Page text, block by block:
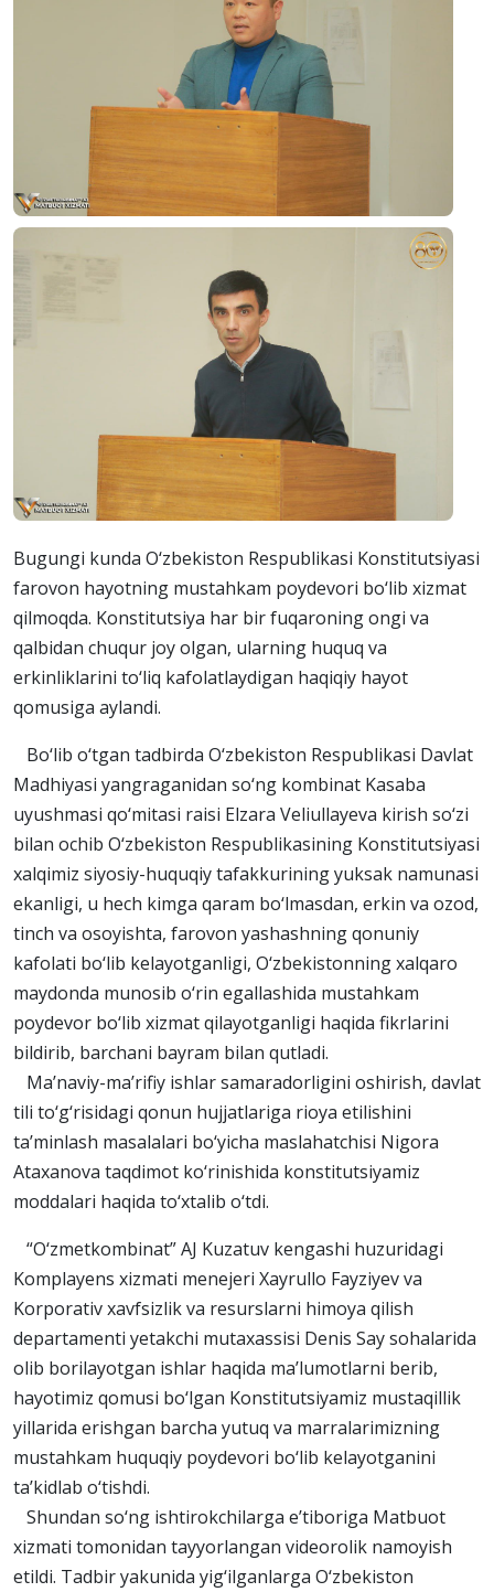
Bugungi kunda O‘zbekiston Respublikasi Konstitutsiyasi
farovon hayotning mustahkam poydevori bo‘lib xizmat
qilmoqda. Konstitutsiya har bir fuqaroning ongi va
qalbidan chuqur joy olgan, ularning huquq va
erkinliklarini to‘liq kafolatlaydigan haqiqiy hayot
qomusiga aylandi.
Bo‘lib o‘tgan tadbirda O‘zbekiston Respublikasi Davlat
Madhiyasi yangraganidan so‘ng kombinat Kasaba
uyushmasi qo‘mitasi raisi Elzara Veliullayeva kirish so‘zi
bilan ochib O‘zbekiston Respublikasining Konstitutsiyasi
xalqimiz siyosiy-huquqiy tafakkurining yuksak namunasi
ekanligi, u hech kimga qaram bo‘lmasdan, erkin va ozod,
tinch va osoyishta, farovon yashashning qonuniy
kafolati bo‘lib kelayotganligi, O‘zbekistonning xalqaro
maydonda munosib o‘rin egallashida mustahkam
poydevor bo‘lib xizmat qilayotganligi haqida fikrlarini
bildirib, barchani bayram bilan qutladi.
Ma’naviy-ma’rifiy ishlar samaradorligini oshirish, davlat
tili to‘g‘risidagi qonun hujjatlariga rioya etilishini
ta’minlash masalalari bo‘yicha maslahatchisi Nigora
Ataxanova taqdimot ko‘rinishida konstitutsiyamiz
moddalari haqida to‘xtalib o‘tdi.
“O‘zmetkombinat” AJ Kuzatuv kengashi huzuridagi
Komplayens xizmati menejeri Xayrullo Fayziyev va
Korporativ xavfsizlik va resurslarni himoya qilish
departamenti yetakchi mutaxassisi Denis Say sohalarida
olib borilayotgan ishlar haqida ma’lumotlarni berib,
hayotimiz qomusi bo‘lgan Konstitutsiyamiz mustaqillik
yillarida erishgan barcha yutuq va marralarimizning
mustahkam huquqiy poydevori bo‘lib kelayotganini
ta’kidlab o‘tishdi.
Shundan so‘ng ishtirokchilarga e’tiboriga Matbuot
xizmati tomonidan tayyorlangan videorolik namoyish
etildi. Tadbir yakunida yig‘ilganlarga O‘zbekiston